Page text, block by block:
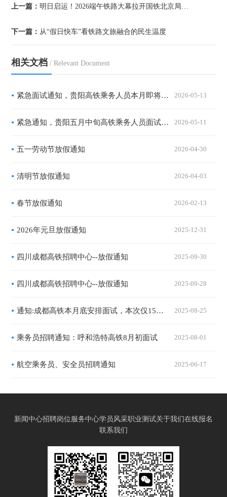
上一篇： 明日启运！2026端午铁路大幕拉开国铁北京局预计送客689万
下一篇： 从“假日快车”看铁路文旅融合的民生温度
相关文档 / Relevant Document
紧急面试通知，贵阳高铁乘务人员本月即将面试，速报名 2026-05-13
紧急通知，贵阳五月中旬高铁乘务人员面试，速报名 2026-05-11
五一劳动节放假通知 2026-04-30
清明节放假通知 2026-04-03
春节放假通知 2026-02-13
2026年元旦放假通知 2025-12-31
四川成都高铁招聘中心--放假通知 2025-09-30
四川成都高铁招聘中心--放假通知 2025-09-28
通知:成都高铁本月底安排面试，本次仅15个名额！ 2025-08-25
乘务员招聘通知：呼和浩特高铁8月初面试 2025-08-01
航空乘务员、安全员招聘通知 2025-06-17
新闻中心招聘岗位服务中心学员风采职业测试关于我们在线报名
联系我们